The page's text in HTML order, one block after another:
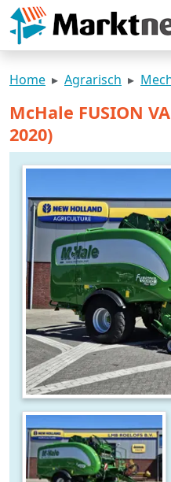
Home Agrarisch
McHale FUSION
2020)